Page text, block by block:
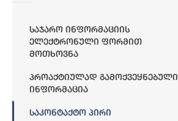
Საჯარო Ინფორმაციის
Ელექტრონული Ფორმით
Მოთხოვნა
Პროაქტიულად Გამოქვეყნებული
Ინფორმაცია
Საკონტაქტო Პირი